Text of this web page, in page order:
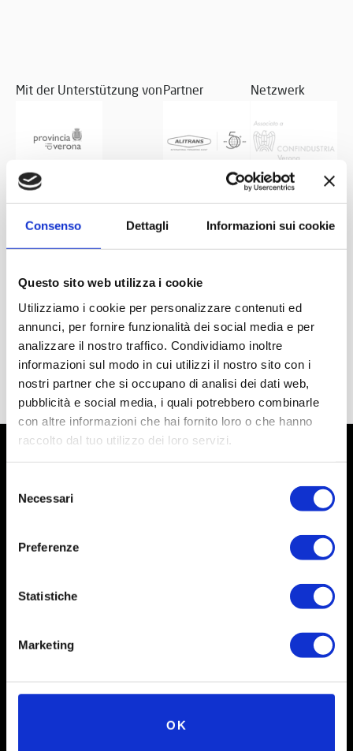
Consenso Dettagli Informazioni sui cookie
Questo sito web utilizza i cookie
Utilizziamo i cookie per personalizzare contenuti ed
annunci, per fornire funzionalità dei social media e per
analizzare il nostro traffico. Condividiamo inoltre
informazioni sul modo in cui utilizzi il nostro sito con i
nostri partner che si occupano di analisi dei dati web,
pubblicità e social media, i quali potrebbero combinarle
con altre informazioni che hai fornito loro o che hanno
raccolto dal tuo utilizzo dei loro servizi.
delNecessari
Preferenze
Statistiche
Marketing
OK
Mit der Unterstützung vonPartner Netzwerk